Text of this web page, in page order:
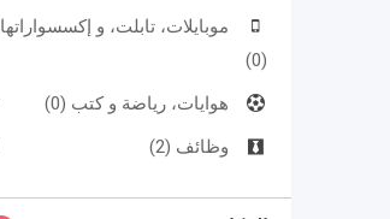
موبايلات، تابلت، و إكسسواراتها
(0)
هوايات، رياضة و كتب (0)
وظائف (2)